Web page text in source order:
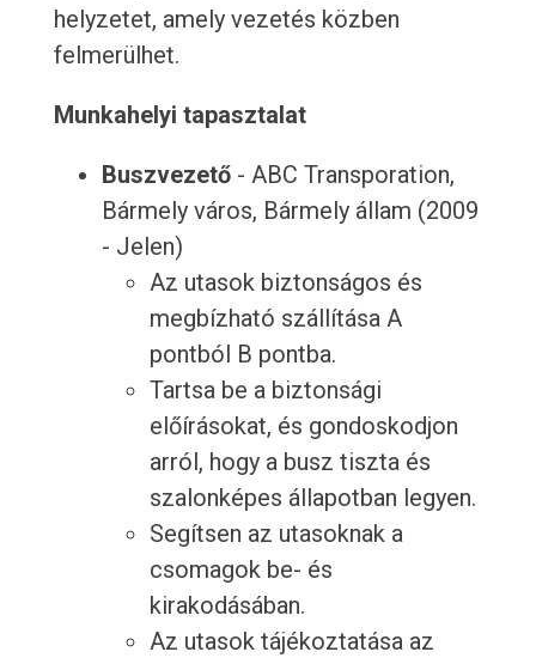
helyzetet, amely vezetés közben
felmerülhet.
Munkahelyi tapasztalat
Buszvezető- ABC Transporation,
Bármely város, Bármely állam (2009
- Jelen)
Az utasok biztonságos és
megbízható szállítása A
pontból B pontba.
Tartsa be a biztonsági
előírásokat, és gondoskodjon
arról, hogy a busz tiszta és
szalonképes állapotban legyen.
Segítsen az utasoknak a
csomagok be- és
kirakodásában.
Az utasok tájékoztatása az